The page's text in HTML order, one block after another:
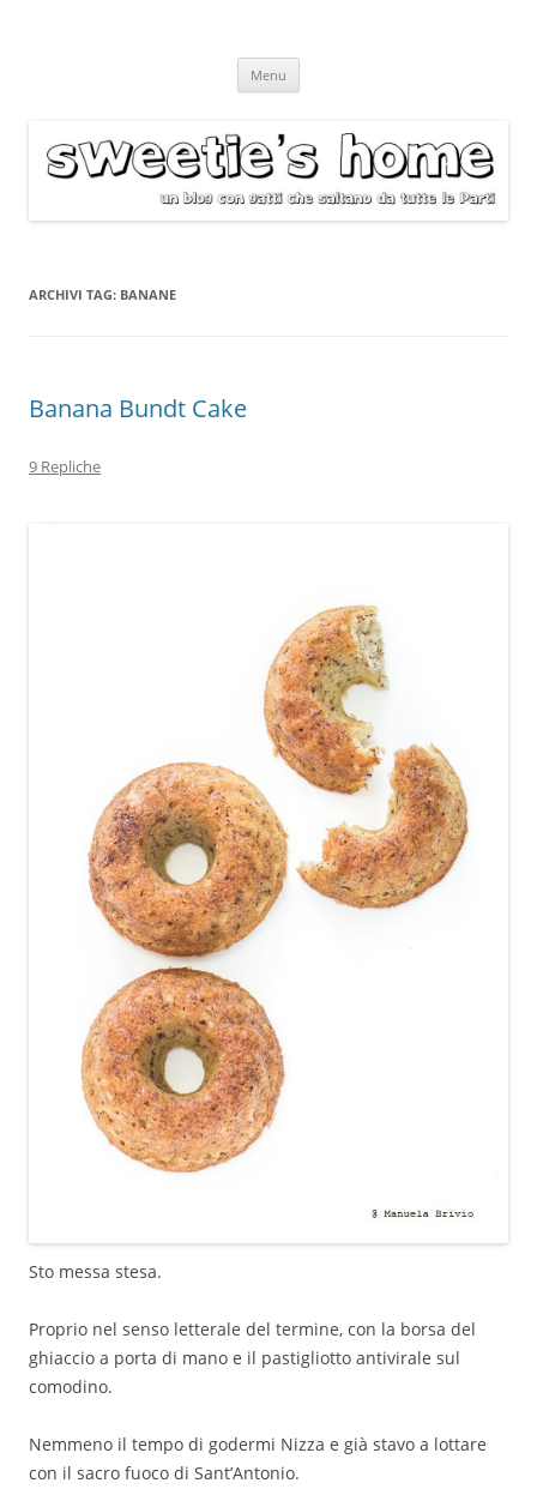
Menu
ARCHIVI TAG: BANANE
Banana Bundt Cake
9 Repliche
Sto messa stesa.
Proprio nel senso letterale del termine, con la borsa del
ghiaccio a porta di mano e il pastigliotto antivirale sul
comodino.
Nemmeno il tempo di godermi Nizza e già stavo a lottare
con il sacro fuoco di Sant’Antonio.